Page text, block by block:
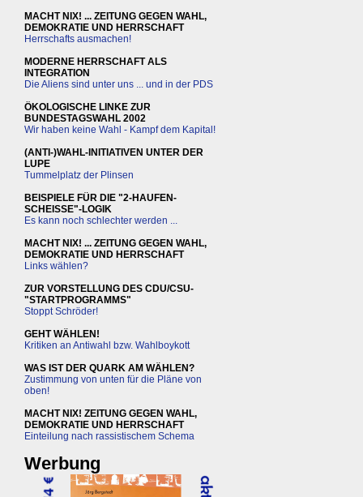
MACHT NIX! ... ZEITUNG GEGEN WAHL,
DEMOKRATIE UND HERRSCHAFT
Herrschafts ausmachen!
MODERNE HERRSCHAFT ALS
INTEGRATION
Die Aliens sind unter uns ... und in der PDS
ÖKOLOGISCHE LINKE ZUR
BUNDESTAGSWAHL 2002
Wir haben keine Wahl - Kampf dem Kapital!
(ANTI-)WAHL-INITIATIVEN UNTER DER
LUPE
Tummelplatz der Plinsen
BEISPIELE FÜR DIE "2-HAUFEN-
SCHEISSE"-LOGIK
Es kann noch schlechter werden ...
MACHT NIX! ... ZEITUNG GEGEN WAHL,
DEMOKRATIE UND HERRSCHAFT
Links wählen?
ZUR VORSTELLUNG DES CDU/CSU-
"STARTPROGRAMMS"
Stoppt Schröder!
GEHT WÄHLEN!
Kritiken an Antiwahl bzw. Wahlboykott
WAS IST DER QUARK AM WÄHLEN?
Zustimmung von unten für die Pläne von
oben!
MACHT NIX! ZEITUNG GEGEN WAHL,
DEMOKRATIE UND HERRSCHAFT
Einteilung nach rassistischem Schema
Werbung